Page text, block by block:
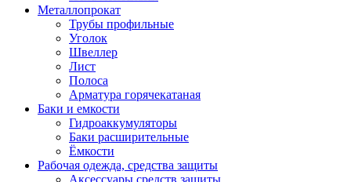
Металлопрокат
Трубы профильные
Уголок
Швеллер
Лист
Полоса
Арматура горячекатаная
Баки и емкости
Гидроаккумуляторы
Баки расширительные
Ёмкости
Рабочая одежда, средства защиты
Аксессуары средств защиты